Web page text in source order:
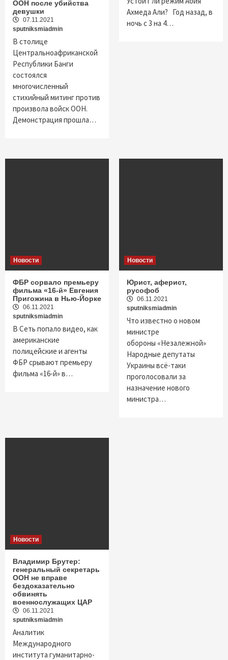
ООН после убийства
девушки
07.11.2021
sputniksmiadmin
В столице
Центральноафриканской
Республики Банги
состоялся
многочисленный
стихийный митинг против
произвола войск ООН.
Демонстрация прошла…
Ахмеда Али? Год назад, в
ночь с 3 на 4…
Новости
ФБР сорвало премьеру
фильма «16-й» Евгения
Пригожина в Нью-Йорке
06.11.2021
sputniksmiadmin
В Сеть попало видео, как
американские
полицейские и агенты
ФБР срывают премьеру
фильма «16-й» в…
Новости
Юрист, аферист,
русофоб
06.11.2021
sputniksmiadmin
Что известно о новом
министре
обороны «Незалежной»
Народные депутаты
Украины всё-таки
проголосовали за
назначение нового
министра…
Новости
Владимир Брутер:
генеральный секретарь
ООН не вправе
бездоказательно
обвинять
военнослужащих ЦАР
06.11.2021
sputniksmiadmin
Аналитик
Международного
института гуманитарно-